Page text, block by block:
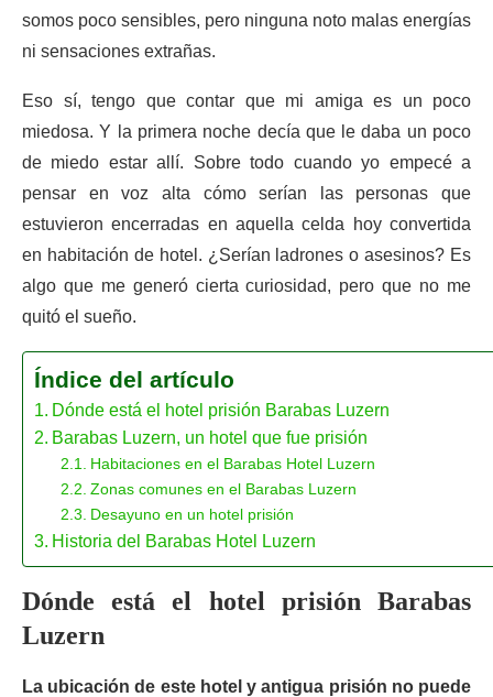
somos poco sensibles, pero ninguna noto malas energías
ni sensaciones extrañas.
Eso sí, tengo que contar que mi amiga es un poco
miedosa. Y la primera noche decía que le daba un poco
de miedo estar allí. Sobre todo cuando yo empecé a
pensar en voz alta cómo serían las personas que
estuvieron encerradas en aquella celda hoy convertida
en habitación de hotel. ¿Serían ladrones o asesinos? Es
algo que me generó cierta curiosidad, pero que no me
quitó el sueño.
Índice del artículo
Dónde está el hotel prisión Barabas Luzern
Barabas Luzern, un hotel que fue prisión
Habitaciones en el Barabas Hotel Luzern
Zonas comunes en el Barabas Luzern
Desayuno en un hotel prisión
Historia del Barabas Hotel Luzern
Dónde está el hotel prisión Barabas
Luzern
La ubicación de este hotel y antigua prisión no puede